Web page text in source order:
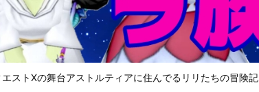
ストⅩの舞台アストルティアに住んでるリリたちの冒険記